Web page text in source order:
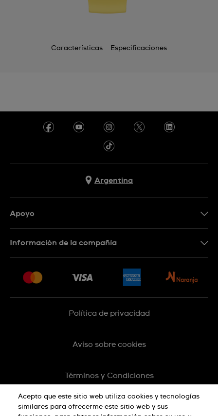
Características Especificaciones
Argentina
Apoyo
Información de la compañía
Empleo
Sitemap
Política de privacidad
Aviso sobre cookies
Términos y Condiciones
Acepto que este sitio web utiliza cookies y tecnologías
similares para ofrecerme este sitio web y sus